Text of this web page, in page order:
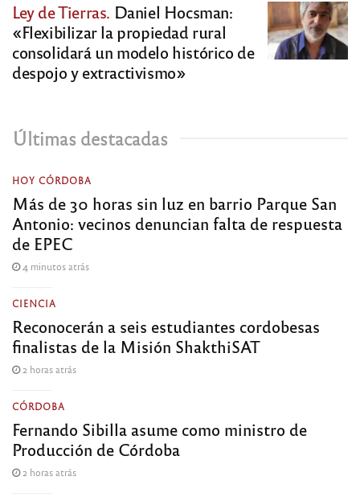
Ley de Tierras. Daniel Hocsman:
«Flexibilizar la propiedad rural
consolidará un modelo histórico de
despojo y extractivismo»
Últimas destacadas
HOY CÓRDOBA
Más de 30 horas sin luz en barrio Parque San
Antonio: vecinos denuncian falta de respuesta
de EPEC
4 minutos atrás
CIENCIA
Reconocerán a seis estudiantes cordobesas
finalistas de la Misión ShakthiSAT
2 horas atrás
CÓRDOBA
Fernando Sibilla asume como ministro de
Producción de Córdoba
2 horas atrás